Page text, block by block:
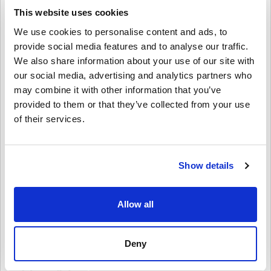
This website uses cookies
We use cookies to personalise content and ads, to
provide social media features and to analyse our traffic.
We also share information about your use of our site with
our social media, advertising and analytics partners who
may combine it with other information that you’ve
provided to them or that they’ve collected from your use
of their services.
Show details
Allow all
Deny
Kako iskoristiti PSN karticu od 35 EUR - PlayStation
Network Nizozemska?
1️⃣ Prijavite se na svoj PSN račun – pristupite putem konzole ili web
2️⃣ Idite na "Iskoristi kodove" – nalazi se u izborniku PlayStation
Storea.
3️⃣ Unesite svoj digitalni kod – unesite 12-znamenkasti kod koji ste
4️⃣ Uživajte u svojim novim sredstvima – Trenutačno dodano u vaš
PSN karticu PSN kartica 35 EUR - PlayStation
slobodi kupnje igara, pretplata i zabave pod svojim uvjetima.
Network Nizozemska sada s Livecards.net i počnite igrati već